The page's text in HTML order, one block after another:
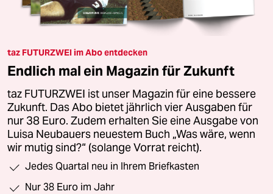
taz FUTURZWEI im Abo entdecken
Endlich mal ein Magazin für Zukunft
taz FUTURZWEI ist unser Magazin für eine bessere
Zukunft. Das Abo bietet jährlich vier Ausgaben für
nur 38 Euro. Zudem erhalten Sie eine Ausgabe von
Luisa Neubauers neuestem Buch „Was wäre, wenn
wir mutig sind?“ (solange Vorrat reicht).
Jedes Quartal neu in Ihrem Briefkasten
Nur 38 Euro im Jahr